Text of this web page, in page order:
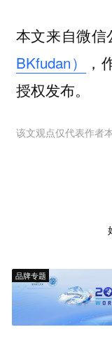
本文来自微信
BKfudan）
，
授权发布。
该文观点仅代表作者
品牌专题